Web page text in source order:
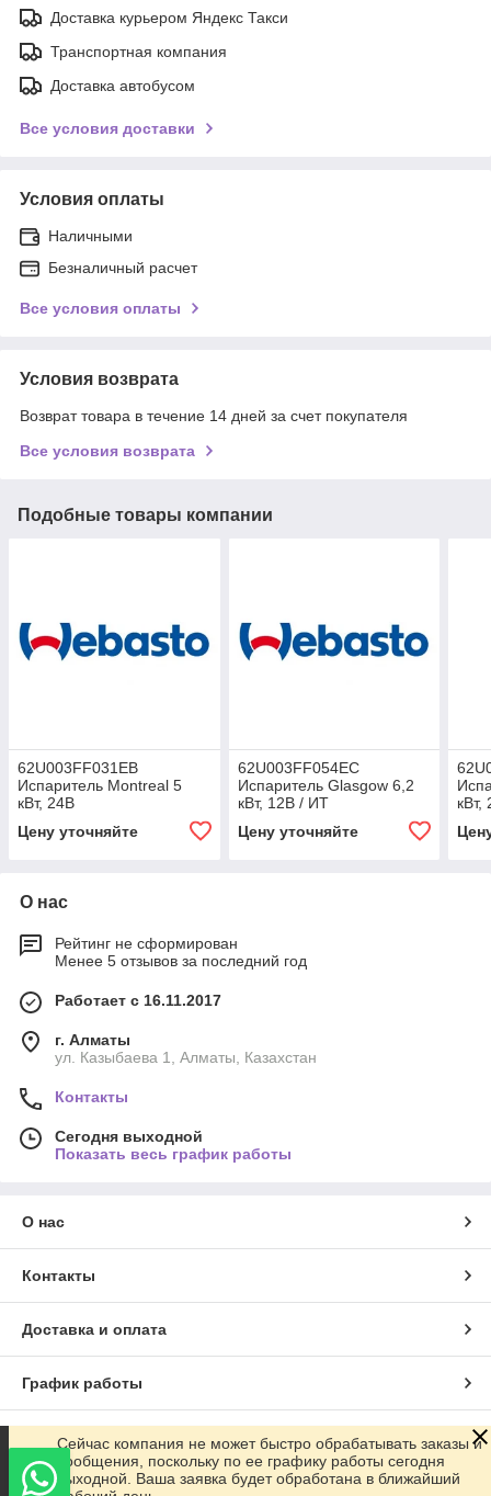
Доставка курьером Яндекс Такси
Транспортная компания
Доставка автобусом
Все условия доставки
Условия оплаты
Наличными
Безналичный расчет
Все условия оплаты
Условия возврата
Возврат товара в течение 14 дней за счет покупателя
Все условия возврата
Подобные товары компании
62U003FF031EB
Испаритель Montreal 5
кВт, 24В
Цену уточняйте
62U003FF054EC
Испаритель Glasgow 6,2
кВт, 12В / ИТ
Цену уточняйте
кВт,
О нас
Рейтинг не сформирован
Менее 5 отзывов за последний год
Работает с 16.11.2017
г. Алматы
ул. Казыбаева 1, Алматы, Казахстан
Контакты
Сегодня выходной
Показать весь график работы
О нас
Контакты
Доставка и оплата
График работы
Полная версия сайта
Сайт создан на маркетплейсе Satu.kz
Сейчас компания не может быстро обрабатывать заказы и
сообщения, поскольку по ее графику работы сегодня
выходной. Ваша заявка будет обработана в ближайший